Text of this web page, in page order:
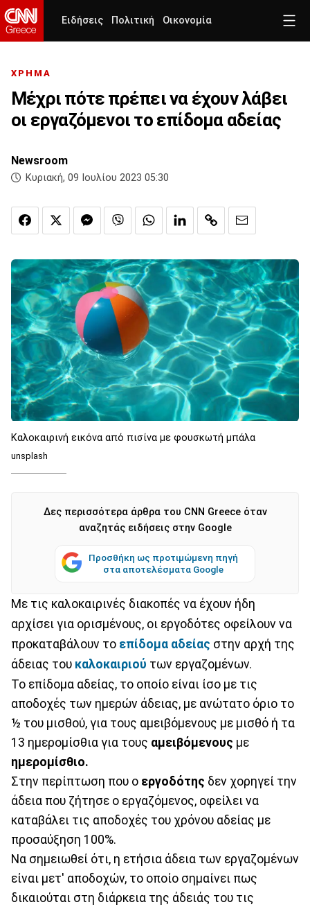
Ειδήσεις Πολιτική Οικονομία
ΧΡΗΜΑ
Μέχρι πότε πρέπει να έχουν λάβει
οι εργαζόμενοι το επίδομα αδείας
Newsroom
Κυριακή, 09 Ιουλίου 2023 05:30
Καλοκαιρινή εικόνα από πισίνα με φουσκωτή μπάλα
unsplash
Δες περισσότερα άρθρα του CNN Greece όταν
αναζητάς ειδήσεις στην Google
Προσθήκη ως προτιμώμενη πηγή
στα αποτελέσματα Google
Με τις καλοκαιρινές διακοπές να έχουν ήδη
αρχίσει για ορισμένους, οι εργοδότες οφείλουν να
προκαταβάλουν το επίδομα αδείας στην αρχή της
άδειας του καλοκαιριού των εργαζομένων.
Το επίδομα αδείας, το οποίο είναι ίσο με τις
αποδοχές των ημερών άδειας, με ανώτατο όριο το
½ του μισθού, για τους αμειβόμενους με μισθό ή τα
13 ημερομίσθια για τους αμειβόμενους με
ημερομίσθιο.
Στην περίπτωση που ο εργοδότης δεν χορηγεί την
άδεια που ζήτησε ο εργαζόμενος, οφείλει να
καταβάλει τις αποδοχές του χρόνου αδείας με
προσαύξηση 100%.
Να σημειωθεί ότι, η ετήσια άδεια των εργαζομένων
είναι μετ' αποδοχών, το οποίο σημαίνει πως
δικαιούται στη διάρκεια της άδειάς του τις